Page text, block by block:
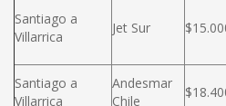
Santiago a
Villarrica
Jet Sur
Santiago a
Villarrica
Andesmar
Chile